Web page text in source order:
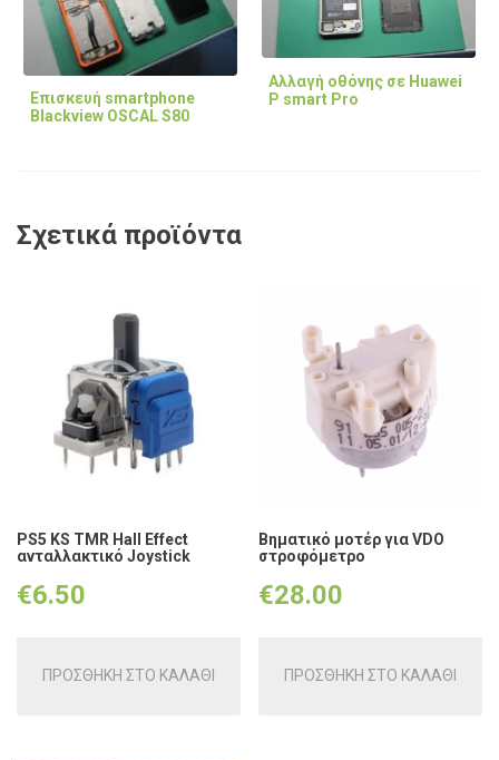
Επισκευή smartphone
Blackview OSCAL S80
Αλλαγή οθόνης σε Huawei
P smart Pro
Σχετικά προϊόντα
PS5 KS TMR Hall Effect
ανταλλακτικό Joystick
€6.50
ΠΡΟΣΘΗΚΗ ΣΤΟ ΚΑΛΑΘΙ
Βηματικό μοτέρ για VDO
στροφόμετρο
€28.00
ΠΡΟΣΘΗΚΗ ΣΤΟ ΚΑΛΑΘΙ